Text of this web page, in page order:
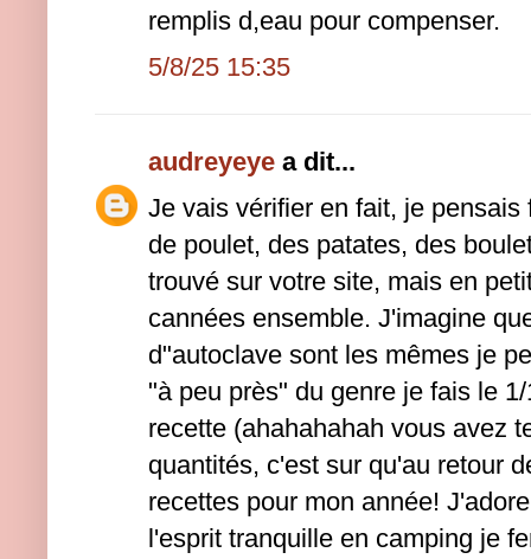
remplis d,eau pour compenser.
5/8/25 15:35
audreyeye a dit...
Je vais vérifier en fait, je
de poulet, des patates, des
trouvé sur votre site, mais en
cannées ensemble. J'imagine
d"autoclave sont les mêmes je
"à peu près" du genre je fais le
recette (ahahahahah vous avez
quantités, c'est sur qu'au retour
recettes pour mon année!
l'esprit tranquille en camping je